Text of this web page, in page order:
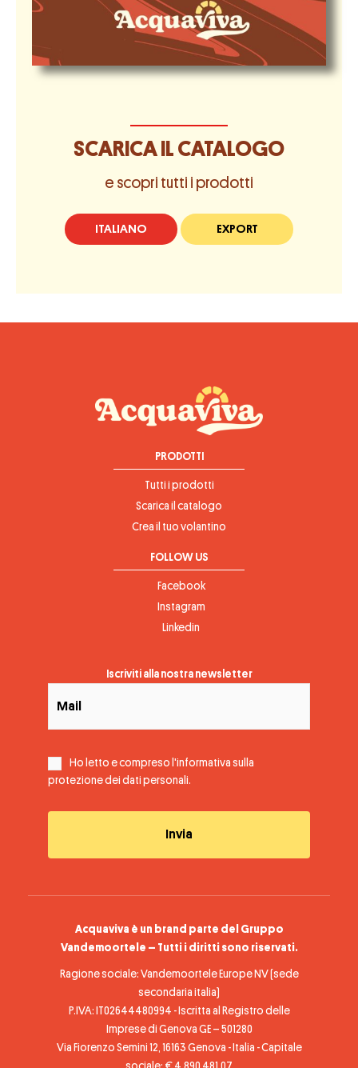
SCARICA IL CATALOGO
e scopri tutti i prodotti
ITALIANO EXPORT
PRODOTTI
Tutti i prodotti
Scarica il catalogo
Crea il tuo volantino
FOLLOW US
Facebook
Instagram
Linkedin
Iscriviti alla nostra newsletter
Ho letto e compreso l'informativa sulla
protezione dei dati personali.
Acquaviva è un brand parte del Gruppo
Vandemoortele – Tutti i diritti sono riservati.
Ragione sociale: Vandemoortele Europe NV (sede
secondaria italia)
P.IVA: IT02644480994 - Iscritta al Registro delle
Imprese di Genova GE – 501280
Via Fiorenzo Semini 12, 16163 Genova - Italia - Capitale
sociale: € 4.890.481,07